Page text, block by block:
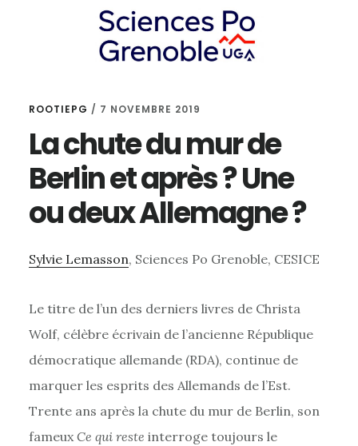
ROOTIEPG / 7 NOVEMBRE 2019
La chute du mur de
Berlin et après ? Une
ou deux Allemagne ?
Sylvie Lemasson, Sciences Po Grenoble, CESICE
Le titre de l’un des derniers livres de Christa
Wolf, célèbre écrivain de l’ancienne République
démocratique allemande (RDA), continue de
marquer les esprits des Allemands de l’Est.
Trente ans après la chute du mur de Berlin, son
fameux Ce qui reste interroge toujours le